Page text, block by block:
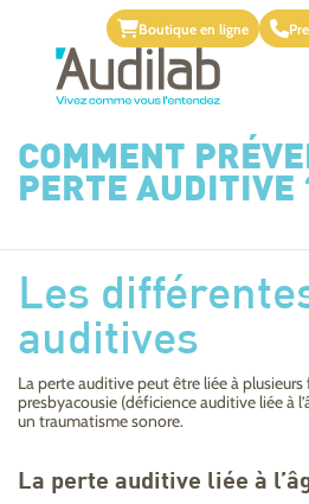
Boutique en ligne
COMMENT
PERTE AUDITIVE
Les
auditives
La perte auditive peut être liée à plusieurs
presbyacousie (déficience auditive liée à
un traumatisme sonore.
La perte auditive liée à